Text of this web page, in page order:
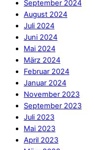
September 2024
August 2024
Juli 2024
Juni 2024
Mai 2024
März 2024
Februar 2024
Januar 2024
November 2023
September 2023
Juli 2023
Mai 2023
April 2023